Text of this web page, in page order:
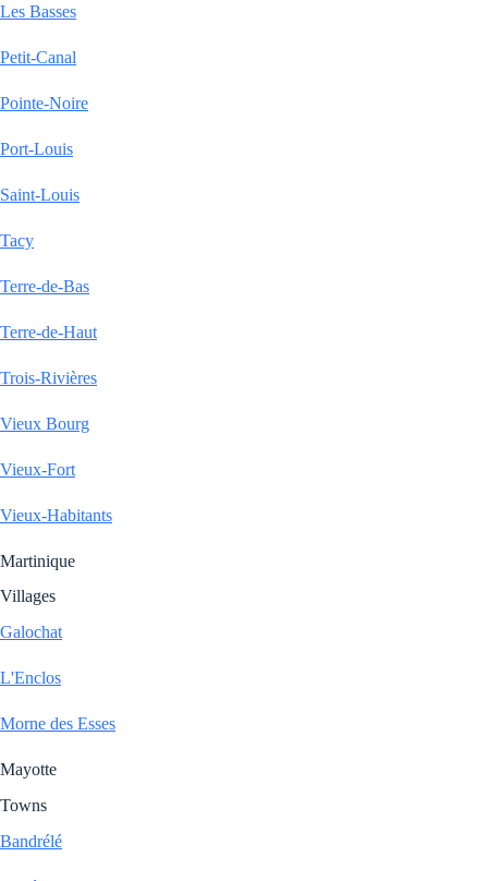
Les Basses
Petit-Canal
Pointe-Noire
Port-Louis
Saint-Louis
Tacy
Terre-de-Bas
Terre-de-Haut
Trois-Rivières
Vieux Bourg
Vieux-Fort
Vieux-Habitants
Martinique
Villages
Galochat
L'Enclos
Morne des Esses
Mayotte
Towns
Bandrélé